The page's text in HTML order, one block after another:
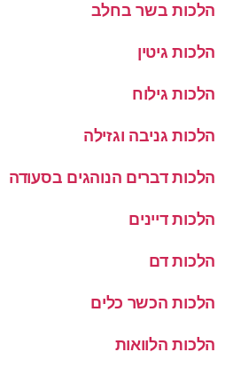
הלכות בשר בחלב
הלכות גיטין
הלכות גילוח
הלכות גניבה וגזילה
הלכות דברים הנוהגים בסעודה
הלכות דיינים
הלכות דם
הלכות הכשר כלים
הלכות הלוואות